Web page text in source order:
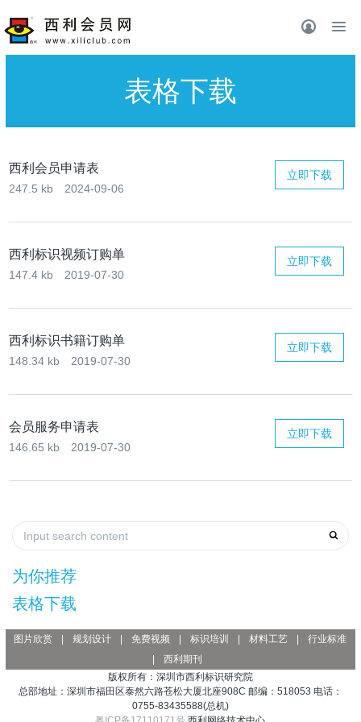
表格下载
立即下载
西利会员申请表
247.5 kb 2024-09-06
立即下载
西利标识视频订购单
147.4 kb 2019-07-30
立即下载
西利标识书籍订购单
148.34 kb 2019-07-30
立即下载
会员服务申请表
146.65 kb 2019-07-30
为你推荐
表格下载
图片欣赏 规划设计 免费视频 标识培训 材料工艺
行业标准
西利期刊
版权所有：深圳市西利标识研究院
总部地址：深圳市福田区泰然六路苍松大厦北座908C 邮编：518053 电话：
0755-83435588(总机)